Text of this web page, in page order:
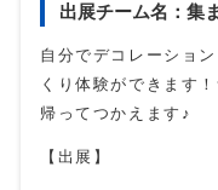
出展チーム名：集
自分でデコレーショ
くり体験ができます
帰ってつかえます♪
【出展】